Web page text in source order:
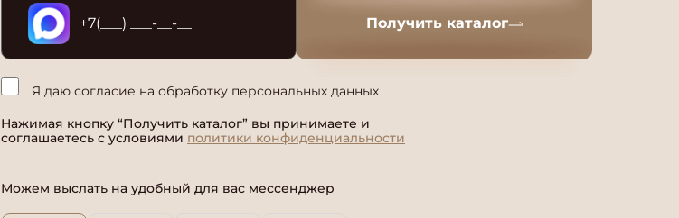
Получить каталог
Я даю согласие на обработку персональных данных
Нажимая кнопку “Получить каталог” вы принимаете и
соглашаетесь с условиями политики конфиденциальности
Можем выслать на удобный для вас мессенджер